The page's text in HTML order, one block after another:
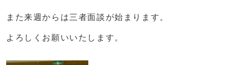
また来週からは三者面談が始まります。
よろしくお願いいたします。